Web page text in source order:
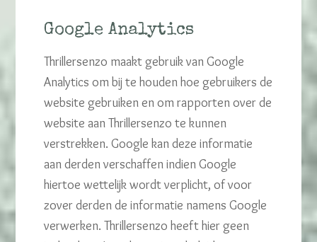
Google Analytics
Thrillersenzo maakt gebruik van Google
Analytics om bij te houden hoe gebruikers de
website gebruiken en om rapporten over de
website aan Thrillersenzo te kunnen
verstrekken. Google kan deze informatie
aan derden verschaffen indien Google
hiertoe wettelijk wordt verplicht, of voor
zover derden de informatie namens Google
verwerken. Thrillersenzo heeft hier geen